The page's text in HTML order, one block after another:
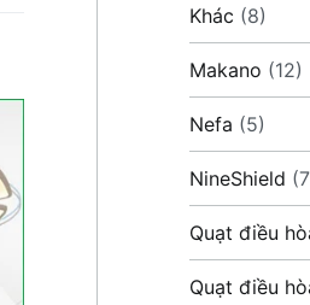
Khác (8)
Makano (12)
Nefa (5)
NineShield
Quạt điều
Quạt điều